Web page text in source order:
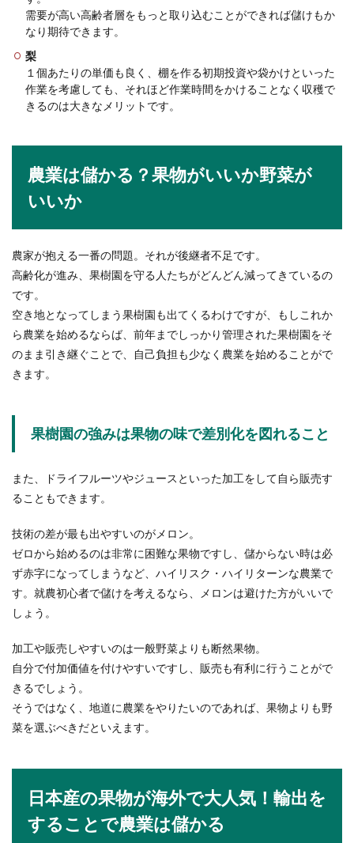
数学が苦手で文系の学部に進む人は多いでしょ
う。しかし、文系の中でも経済学部となると数学
携帯ショップ店員の大変な面と魅力的
ますが、知識も豊富で関心してしまいます。新機
種が...
業務委託の副業がばれる可能性は？副
業を行うコツと注意点
バドミントンのドライブを速く打つた
バドミントンのダブルスの試合ではドライブがよ
く使われていますよね。そのため、少しでもドラ
イブを速く打...
No Image
ンドの打点を見直そう
いのはフォアハンドではないでしょうか。中でも
打点...
店長を辞めたい…正社員でも辞めたい
と思う時
需要が高い高齢者層をもっと取り込むことができれば儲けもか
なり期待できます。
梨
１個あたりの単価も良く、棚を作る初期投資や袋かけといった
作業を考慮しても、それほど作業時間をかけることなく収穫で
きるのは大きなメリットです。
農業は儲かる？果物がいいか野菜が
いいか
農家が抱える一番の問題。それが後継者不足です。
高齢化が進み、果樹園を守る人たちがどんどん減ってきているの
です。
空き地となってしまう果樹園も出てくるわけですが、もしこれか
ら農業を始めるならば、前年までしっかり管理された果樹園をそ
のまま引き継ぐことで、自己負担も少なく農業を始めることがで
きます。
果樹園の強みは果物の味で差別化を図れること
また、ドライフルーツやジュースといった加工をして自ら販売す
ることもできます。
技術の差が最も出やすいのがメロン。
ゼロから始めるのは非常に困難な果物ですし、儲からない時は必
ず赤字になってしまうなど、ハイリスク・ハイリターンな農業で
す。就農初心者で儲けを考えるなら、メロンは避けた方がいいで
しょう。
加工や販売しやすいのは一般野菜よりも断然果物。
自分で付加価値を付けやすいですし、販売も有利に行うことがで
きるでしょう。
そうではなく、地道に農業をやりたいのであれば、果物よりも野
菜を選ぶべきだといえます。
日本産の果物が海外で大人気！輸出を
することで農業は儲かる